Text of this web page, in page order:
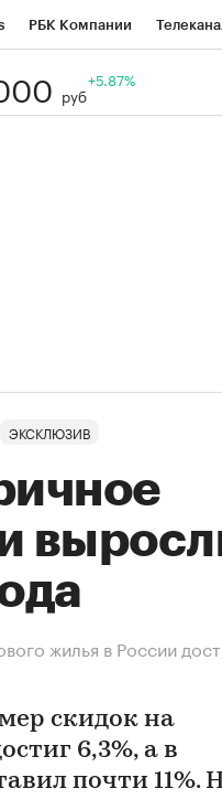
РБК Компании
Национальные проекты
руб
+5.87%
ЭКСКЛЮЗИВ
жилья в России
скидок на
6,3%, а в
почти 11%.